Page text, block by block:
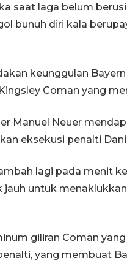
saat laga belum
bunuh diri kala
keunggulan
Coman yang
Manuel Neuer
eksekusi penalti
lagi pada menit
jauh untuk
giliran Coman
yang membuat